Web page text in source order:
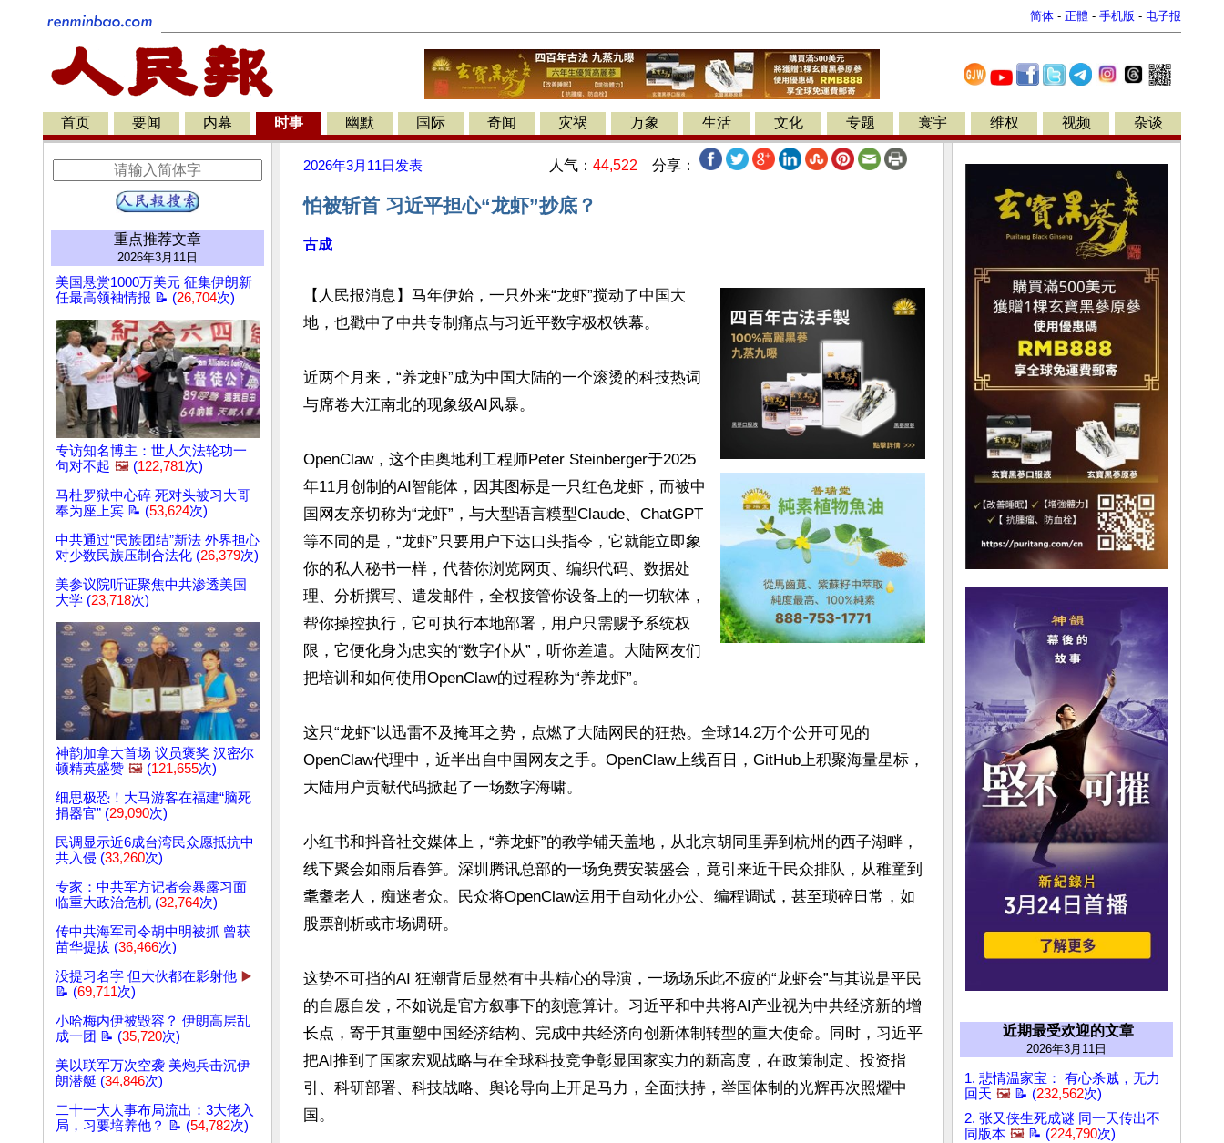
简体 - 正體 - 手机版 - 电子报
首页 要闻 内幕 时事 幽默 国际 奇闻 灾祸 万象 生活 文化 专题 寰宇 维权 视频 杂谈
重点推荐文章
2026年3月11日
美国悬赏1000万美元 征集伊朗新
任最高领袖情报 📝 (26,704次)
专访知名博主：世人欠法轮功一
句对不起 🖼️ (122,781次)
马杜罗狱中心碎 死对头被习大哥
奉为座上宾 📝 (53,624次)
中共通过“民族团结”新法 外界担心
对少数民族压制合法化 (26,379次)
美参议院听证聚焦中共渗透美国
大学 (23,718次)
神韵加拿大首场 议员褒奖 汉密尔
顿精英盛赞 🖼️ (121,655次)
细思极恐！大马游客在福建“脑死
捐器官” (29,090次)
民调显示近6成台湾民众愿抵抗中
共入侵 (33,260次)
专家：中共军方记者会暴露习面
临重大政治危机 (32,764次)
传中共海军司令胡中明被抓 曾获
苗华提拔 (36,466次)
没提习名字 但大伙都在影射他 ▶️
📝 (69,711次)
小哈梅内伊被毁容？ 伊朗高层乱
成一团 📝 (35,720次)
美以联军万次空袭 美炮兵击沉伊
朗潜艇 (34,846次)
二十一大人事布局流出：3大佬入
局，习要培养他？ 📝 (54,782次)
2026年3月11日 发表 人气： 44,522 分享：
怕被斩首 习近平担心“龙虾”抄底？
古成
【人民报消息】马年伊始，一只外来“龙虾”搅动了中国大
地，也戳中了中共专制痛点与习近平数字极权铁幕。
近两个月来，“养龙虾”成为中国大陆的一个滚烫的科技热词
与席卷大江南北的现象级AI风暴。
OpenClaw，这个由奥地利工程师Peter Steinberger于2025
年11月创制的AI智能体，因其图标是一只红色龙虾，而被中
国网友亲切称为“龙虾”，与大型语言糢型Claude、ChatGPT
等不同的是，“龙虾”只要用户下达口头指令，它就能立即象
你的私人秘书一样，代替你浏览网页、编织代码、数据处
理、分析撰写、遣发邮件，全权接管你设备上的一切软体，
帮你操控执行，它可执行本地部署，用户只需赐予系统权
限，它便化身为忠实的“数字仆从”，听你差遣。大陆网友们
把培训和如何使用OpenClaw的过程称为“养龙虾”。
这只“龙虾”以迅雷不及掩耳之势，点燃了大陆网民的狂热。全球14.2万个公开可见的
OpenClaw代理中，近半出自中国网友之手。OpenClaw上线百日，GitHub上积聚海量星标，
大陆用户贡献代码掀起了一场数字海啸。
小红书和抖音社交媒体上，“养龙虾”的教学铺天盖地，从北京胡同里弄到杭州的西子湖畔，
线下聚会如雨后春笋。深圳腾讯总部的一场免费安装盛会，竟引来近千民众排队，从稚童到
耄耋老人，痴迷者众。民众将OpenClaw运用于自动化办公、编程调试，甚至琐碎日常，如
股票剖析或市场调研。
这势不可挡的AI 狂潮背后显然有中共精心的导演，一场场乐此不疲的“龙虾会”与其说是平民
的自愿自发，不如说是官方叙事下的刻意算计。习近平和中共将AI产业视为中共经济新的增
长点，寄于其重塑中国经济结构、完成中共经济向创新体制转型的重大使命。同时，习近平
把AI推到了国家宏观战略与在全球科技竞争彰显国家实力的新高度，在政策制定、投资指
引、科研部署、科技战略、舆论导向上开足马力，全面扶持，举国体制的光辉再次照燿中
国。
近期最受欢迎的文章
2026年3月11日
1. 悲情温家宝： 有心杀贼，无力
回天 🖼️ 📝 (232,562次)
2. 张又侠生死成谜 同一天传出不
同版本 🖼️ 📝 (224,790次)